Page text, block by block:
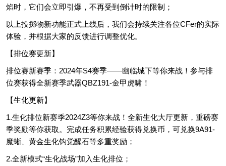
焰时，它们会立即引爆，不再受到倒计时的限制；
以上投掷物新功能正式上线后，我们会持续关注各位CFer的实际
体验，并根据大家的反馈进行调整优化。
【排位赛更新】
排位赛新赛季：2024年S4赛季——幽临城下等你来战！参与排
位赛获得全新赛季武器QBZ191-金甲虎啸！
【生化更新】
1.生化排位新赛季2024Z3等你来战！全新生化大厅更新，重磅赛
季奖励等你获取。完成任务积累经验获得兑换币，可兑换9A91-
魔蜥、黄金生化钩觉醒石等多重奖励；
2.全新模式“生化战场”加入生化排位；